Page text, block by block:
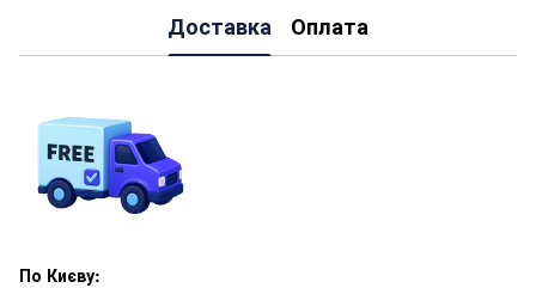
Доставка Оплата
По Києву: